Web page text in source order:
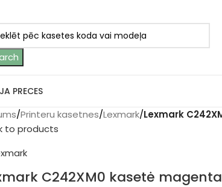
PRECES
/Printeru kasetnes/Lexmark/Lexmark
to products
C242XM0 kasetė